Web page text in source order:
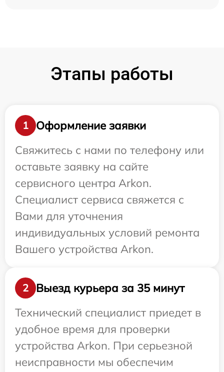
Этапы работы
1
Оформление заявки
Свяжитесь с нами по телефону или
оставьте заявку на сайте
сервисного центра Arkon.
Специалист сервиса свяжется с
Вами для уточнения
индивидуальных условий ремонта
Вашего устройства Arkon.
2
Выезд курьера за 35 минут
Технический специалист приедет в
удобное время для проверки
устройства Arkon. При серьезной
неисправности мы обеспечим